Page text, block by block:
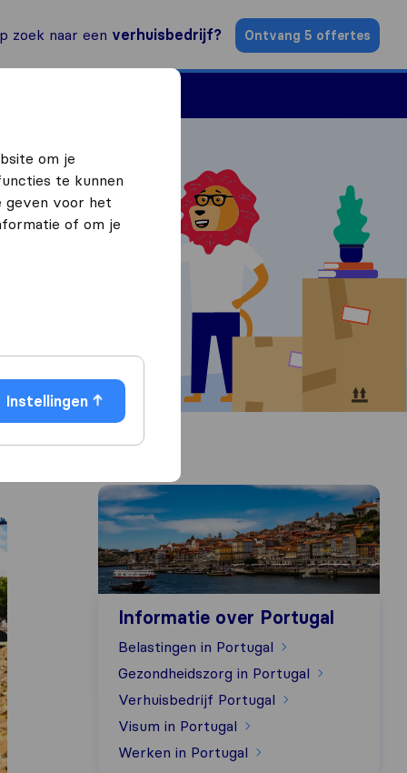
zoek naar een verhuisbedrijf? Ontvang 5 offertes
Informatie over Portugal
Informatie over Portugal
Belastingen in Portugal
Gezondheidszorg in Portugal
Verhuisbedrijf Portugal
Visum in Portugal
Werken in Portugal
om je
te kunnen
geven voor het
of om je
Instellingen